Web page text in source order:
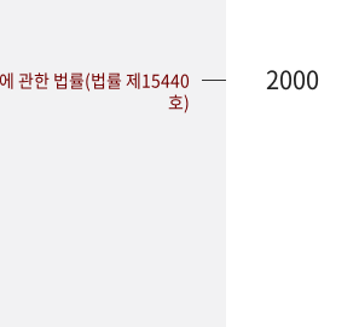
관한 법률(법률 제15440
호)
2000